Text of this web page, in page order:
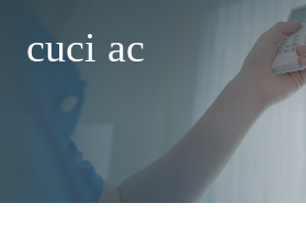
cuci ac